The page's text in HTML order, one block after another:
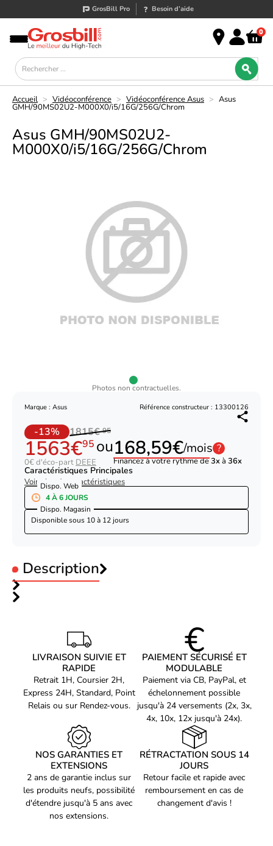
GrosBill Pro Besoin d’aide
0
Accueil > Vidéoconférence > Vidéoconférence Asus > Asus
GMH/90MS02U2-M000X0/i5/16G/256G/Chrom
Asus GMH/90MS02U2-
M000X0/i5/16G/256G/Chrom
Photos non contractuelles.
Marque : Asus Référence constructeur : 13300126
-13% 1815€ 95
1563€95
0€ d'éco-part DEEE
ou168,59€/mois ?
Financez à votre rythme de3xà 36x
Caractéristiques Principales
Voir plus de caractéristiques
Dispo. Web
4 À 6 JOURS
Dispo. Magasin
Disponible sous 10 à 12 jours
Description
Référence produit
Référence constructeur
90MS02U2-M000X0
Voir les vidéoconférence Asus
LIVRAISON SUIVIE ET
RAPIDE
Retrait 1H, Coursier 2H,
Express 24H, Standard, Point
Relais ou sur Rendez-vous.
PAIEMENT SÉCURISÉ ET
MODULABLE
Paiement via CB, PayPal, et
échelonnement possible
jusqu'à 24 versements (2x, 3x,
4x, 10x, 12x jusqu'à 24x).
NOS GARANTIES ET
EXTENSIONS
2 ans de garantie inclus sur
les produits neufs, possibilité
d'étendre jusqu'à 5 ans avec
nos extensions.
RÉTRACTATION SOUS 14
JOURS
Retour facile et rapide avec
remboursement en cas de
changement d'avis !